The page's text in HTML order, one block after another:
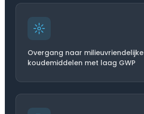
Overgang naar milieuvriendelijke
koudemiddelen met laag GWP